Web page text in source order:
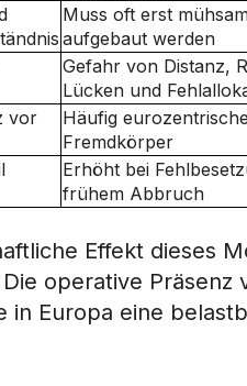
Muss oft erst
aufgebaut werden
Gefahr von Distanz,
Lücken und
vor
Häufig
Fremdkörper
Erhöht bei
frühem Abbruch
Effekt dieses
Die operative
in Europa eine